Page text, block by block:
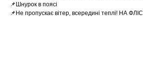
📌Шнурок в поясі
📌Не пропускає вітер, всередині теплі! НА ФЛІСІ